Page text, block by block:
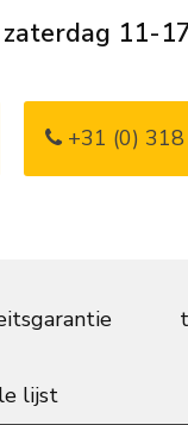
11-
+31 (0)
lijst